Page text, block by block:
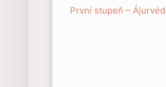
První stupeň –